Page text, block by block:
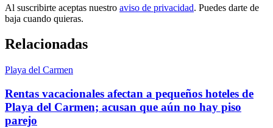
Al suscribirte aceptas nuestro aviso de privacidad. Puedes darte de
baja cuando quieras.
Relacionadas
Playa del Carmen
Rentas vacacionales afectan a pequeños hoteles de
Playa del Carmen; acusan que aún no hay piso
parejo